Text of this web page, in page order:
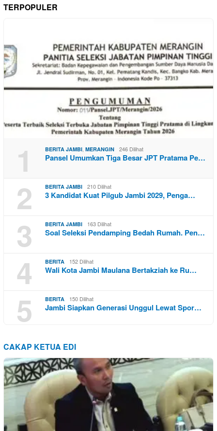
TERPOPULER
1 BERITA JAMBI, MERANGIN 246 Dilihat
Pansel Umumkan Tiga Besar JPT Pratama Pe…
2 BERITA JAMBI 210 Dilihat
3 Kandidat Kuat Pilgub Jambi 2029, Penga…
3 BERITA JAMBI 163 Dilihat
Soal Seleksi Pendamping Bedah Rumah. Pen…
4 BERITA 152 Dilihat
Wali Kota Jambi Maulana Bertakziah ke Ru…
5 BERITA 150 Dilihat
Jambi Siapkan Generasi Unggul Lewat Spor…
CAKAP KETUA EDI